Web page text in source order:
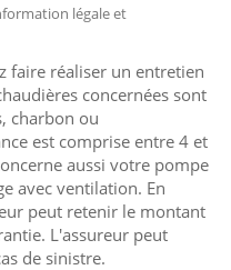
légale et
faire réaliser un entretien
concernées sont
charbon ou
est comprise entre 4 et
aussi votre pompe
avec ventilation. En
peut retenir le montant
L'assureur peut
de sinistre.